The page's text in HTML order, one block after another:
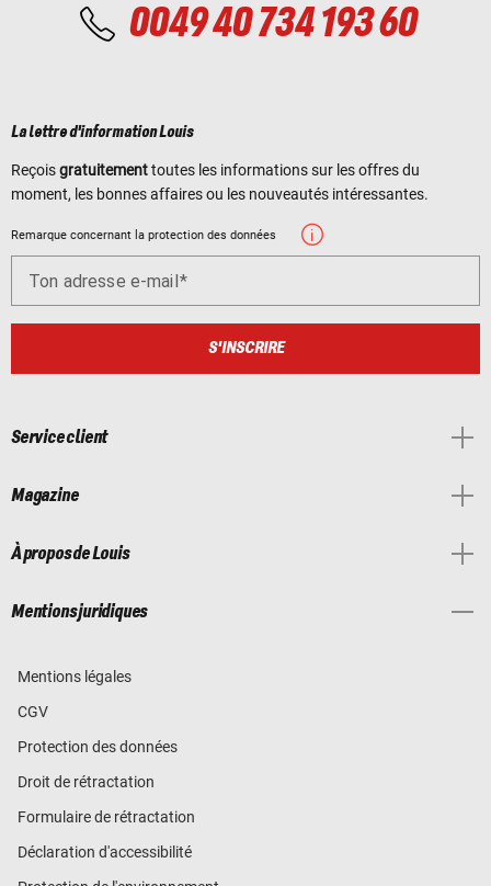
0049 40 734 193 60
La lettre d'information Louis
Reçoisgratuitementtoutes les informations sur les offres du
moment, les bonnes affaires ou les nouveautés intéressantes.
Remarque concernant la protection des données
Ton adresse e-mail
S'INSCRIRE
Service client
Magazine
À propos de Louis
Mentions juridiques
Mentions légales
CGV
Protection des données
Droit de rétractation
Formulaire de rétractation
Déclaration d'accessibilité